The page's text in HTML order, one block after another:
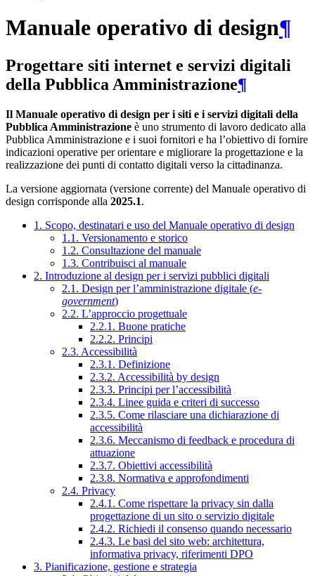
Manuale operativo di design¶
Progettare siti internet e servizi digitali
della Pubblica Amministrazione¶
Il Manuale operativo di design per i siti e i servizi digitali della
Pubblica Amministrazione è uno strumento di lavoro dedicato alla
Pubblica Amministrazione e i suoi fornitori e ha l’obiettivo di fornire
indicazioni operative per orientare e migliorare la progettazione e la
realizzazione dei punti di contatto digitali verso la cittadinanza.
La versione aggiornata (versione corrente) del Manuale operativo di
design corrisponde alla 2025.1.
1. Scopo, destinatari e uso del Manuale operativo di design
1.1. Versionamento e storico
1.2. Consultazione del manuale
1.3. Contribuisci al manuale
2. Introduzione al design per i servizi pubblici digitali
2.1. Design per l’amministrazione digitale (e-
government)
2.2. L’approccio progettuale
2.2.1. Buone pratiche
2.2.2. Principi
2.3. Accessibilità
2.3.1. Definizione
2.3.2. Accessibilità by design
2.3.3. Principi per l’accessibilità
2.3.4. Linee guida e criteri di successo
2.3.5. Come rilasciare una dichiarazione di
accessibilità
2.3.6. Meccanismo di feedback e procedura di
attuazione
2.3.7. Obiettivi accessibilità
2.3.8. Normativa e approfondimenti
2.4. Privacy
2.4.1. Come rispettare la privacy sin dalla
progettazione di un sito o servizio digitale
2.4.2. Richiedi il consenso quando necessario
2.4.3. Le basi del sito web: architettura,
informativa privacy, riferimenti DPO
3. Pianificazione, gestione e strategia